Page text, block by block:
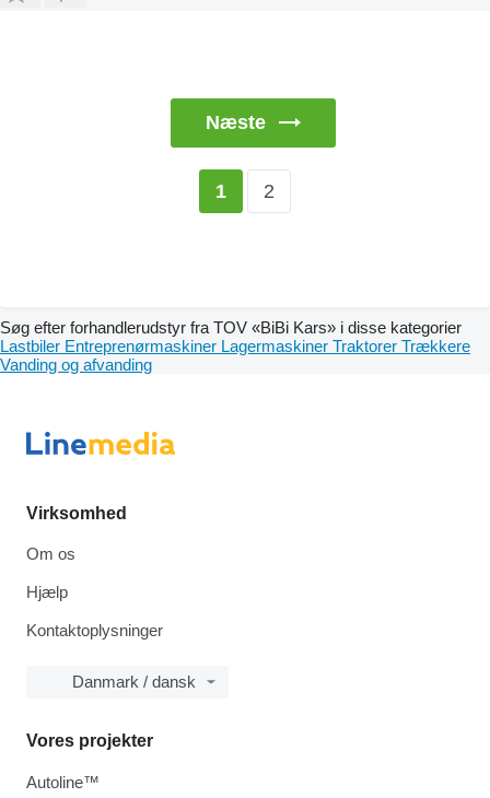
Næste
1 2
Søg efter forhandlerudstyr fra TOV «BiBi Kars» i disse kategorier
Lastbiler Entreprenørmaskiner Lagermaskiner Traktorer Trækkere
Vanding og afvanding
Virksomhed
Om os
Hjælp
Kontaktoplysninger
Danmark / dansk
Vores projekter
Autoline™